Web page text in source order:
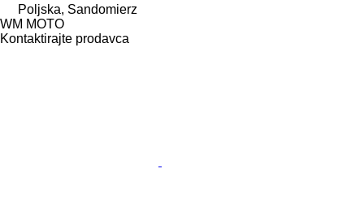
Poljska, Sandomierz
WM MOTO
Kontaktirajte prodavca